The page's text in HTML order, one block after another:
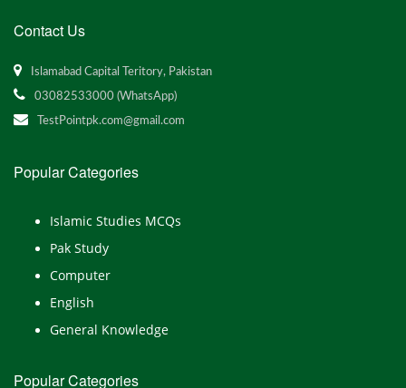
Contact Us
Islamabad Capital Teritory, Pakistan
03082533000 (WhatsApp)
TestPointpk.com@gmail.com
Popular Categories
Islamic Studies MCQs
Pak Study
Computer
English
General Knowledge
Popular Categories